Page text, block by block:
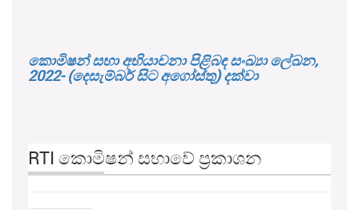
කොමිෂන් සභා අභියාචනා පිළිබඳ සංඛ්‍යා ලේඛන,
2022- (දෙසැම්බර් සිට අගෝස්තු) දක්වා
RTI කොමිෂන් සභාවේ ප්‍රකාශන